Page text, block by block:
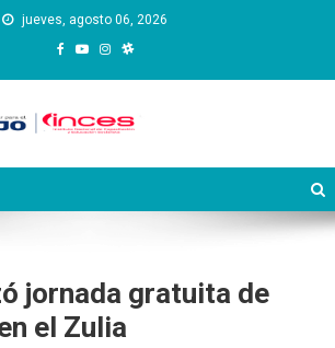
jueves, agosto 06, 2026
Nacional de
y Educación
jornada gratuita de
el Zulia